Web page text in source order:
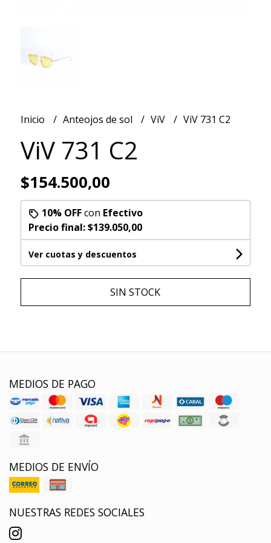
Inicio Anteojos de sol ViV ViV 731 C2
ViV 731 C2
$154.500,00
10% OFFcon Efectivo
Precio final:$139.050,00
Ver cuotas y descuentos
SIN STOCK
MEDIOS DE PAGO
MEDIOS DE ENVÍO
NUESTRAS REDES SOCIALES